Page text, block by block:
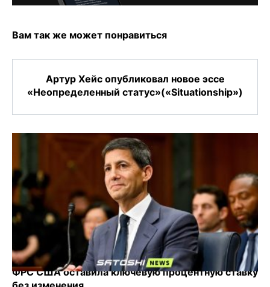
Вам так же может понравиться
Артур Хейс опубликовал новое эссе
«Неопределенный статус»(«Situationship»)
ФРС США оставила ключевую процентную ставку